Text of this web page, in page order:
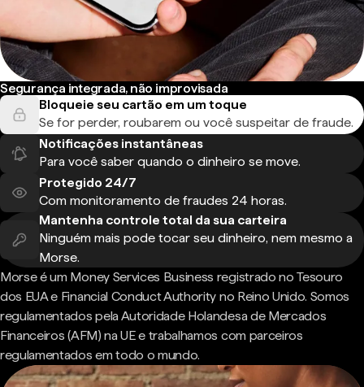
Segurança integrada, não improvisada
Bloqueie seu cartão em um toque
Se for perder, roubarem ou você suspeitar de fraude.
Notificações instantâneas
Para você saber quando o dinheiro se move.
Protegido 24/7
Com monitoramento de fraudes 24 horas.
Mantenha controle total da sua carteira
Ninguém mais pode tocar seu dinheiro, nem mesmo a
Morse.
Morse é um Money Services Business registrado no Tesouro
dos EUA e Financial Conduct Authority no Reino Unido. Somos
regulamentados pela Autoridade Holandesa de Mercados
Financeiros (AFM) na UE e trabalhamos com parceiros
regulamentados em todo o mundo.